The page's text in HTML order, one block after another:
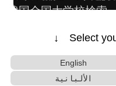
韓国全国大学校検索
日中韓漢字 > 韓国語読み(発
特定の単語・文字を
英語発音記号 > ハン
日中韓漢字 > 韓国語読
↓ Select
English
الألبانية